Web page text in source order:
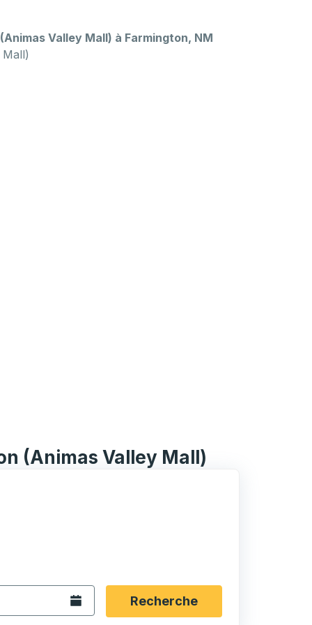
Valley Mall) à Farmington, NM
(Animas Valley Mall)
pour accéder à la ville d'origine souhaitée, puis
de localisation, puis utilisez les touches fléchées
date Barre oblique du mois à 2 chiffres Barre
Ouvrez le calendrier.Recherche